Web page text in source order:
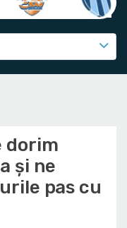
dorim
și ne
pas cu